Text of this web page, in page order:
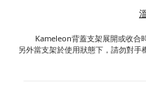
Kameleon背蓋支架展開或收合
另外當支架於使用狀態下， 請勿對手